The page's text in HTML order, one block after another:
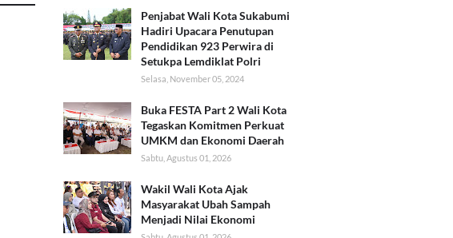
Penjabat Wali Kota Sukabumi
Hadiri Upacara Penutupan
Pendidikan 923 Perwira di
Setukpa Lemdiklat Polri
Selasa, November 05, 2024
Buka FESTA Part 2 Wali Kota
Tegaskan Komitmen Perkuat
UMKM dan Ekonomi Daerah
Sabtu, Agustus 01, 2026
Wakil Wali Kota Ajak
Masyarakat Ubah Sampah
Menjadi Nilai Ekonomi